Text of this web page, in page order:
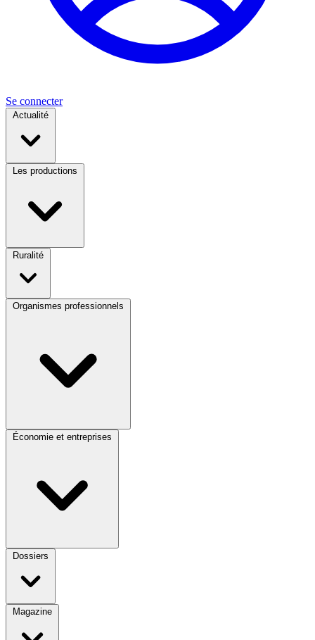
Se connecter
Actualité
Les productions
Ruralité
Organismes professionnels
Économie et entreprises
Dossiers
Magazine